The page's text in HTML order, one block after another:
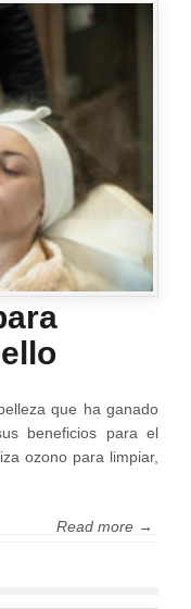
que ha ganado
beneficios para el
ozono para limpiar,
Read more →